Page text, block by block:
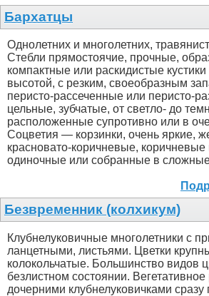
Бархатцы
Однолетних и многолетних,
Стебли прямостоячие, прочные,
компактные или раскидистые
высотой, с резким, своеобразным
перисто-рассеченные или перисто-
цельные, зубчатые, от светло- до
расположенные супротивно или в
Соцветия — корзинки, очень яркие,
красновато-коричневые,
одиночные или собранные в сложные
Безвременник (колхикум)
Клубнелуковичные многолетники с
ланцетными, листьями. Цветки
колокольчатые. Большинство видов
безлистном состоянии.
дочерними клубнелуковичками